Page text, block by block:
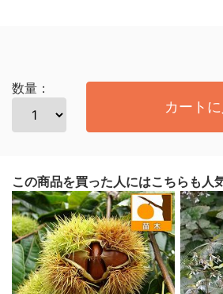
数量：
カート
この商品を買った人にはこちらも人